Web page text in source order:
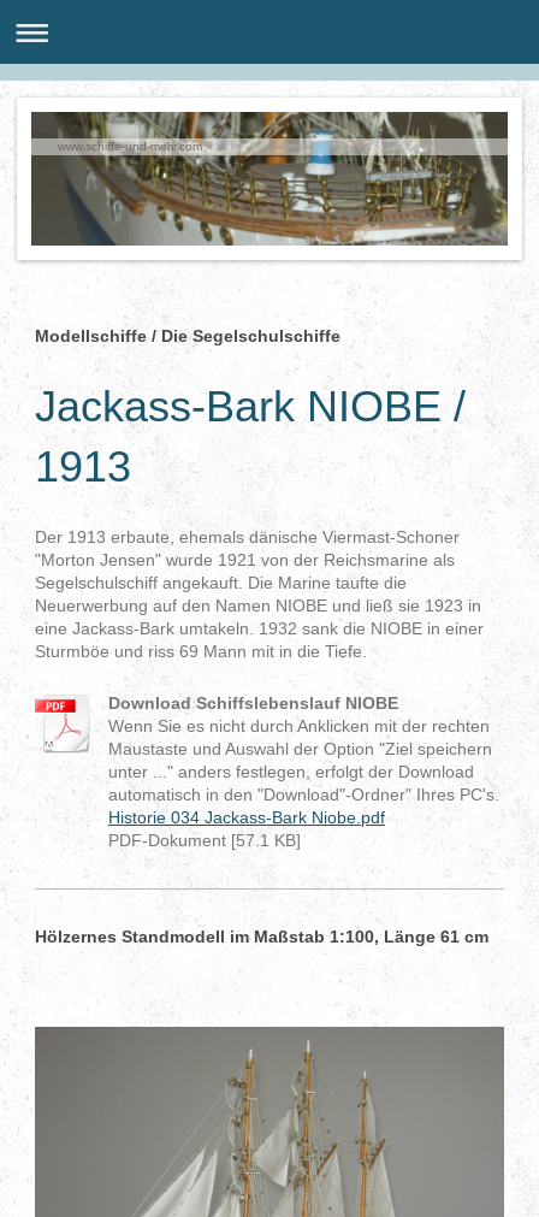
www.schiffe-und-mehr.com
Modellschiffe / Die Segelschulschiffe
Jackass-Bark NIOBE /
1913
Der 1913 erbaute, ehemals dänische Viermast-Schoner
"Morton Jensen" wurde 1921 von der Reichsmarine als
Segelschul­schiff angekauft. Die Marine taufte die
Neuerwerbung auf den Namen NIOBE und ließ sie 1923 in
eine Jackass-Bark um­­takeln. 1932 sank die NIOBE in ei­ner
Sturmböe und riss 69 Mann mit in die Tiefe.
Download Schiffslebenslauf NIOBE
Wenn Sie es nicht durch Anklicken mit der rechten
Maustaste und Auswahl der Option "Ziel speichern
unter ..." anders festlegen, erfolgt der Download
automatisch in den "Download"-Ordner" Ihres PC's.
Historie 034 Jackass-Bark Niobe.pdf
PDF-Dokument [57.1 KB]
Hölzernes Standmodell im Maßstab 1:100, Länge 61 cm